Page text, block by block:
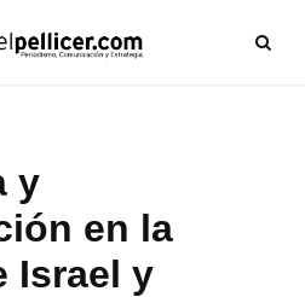
y
en la
Israel y